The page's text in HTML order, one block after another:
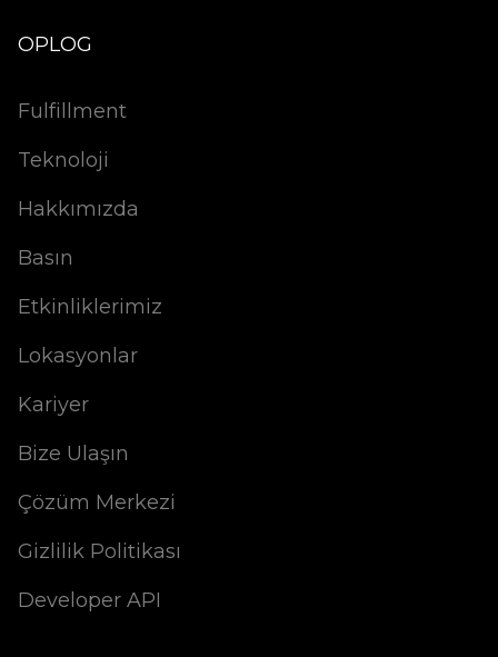
OPLOG
Fulfillment
Teknoloji
Hakkımızda
Basın
Etkinliklerimiz
Lokasyonlar
Kariyer
Bize Ulaşın
Çözüm Merkezi
Gizlilik Politikası
Developer API